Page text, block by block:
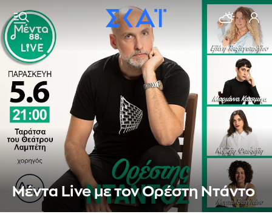
Mέντα Live με τον Ορέστη Ντάντο